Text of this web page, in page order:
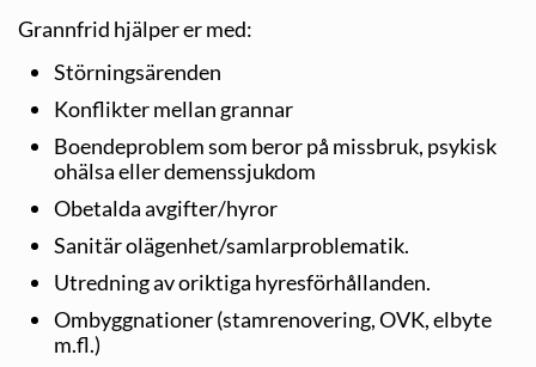
Grannfrid hjälper er med:
Störningsärenden
Konflikter mellan grannar
Boendeproblem som beror på missbruk, psykisk
ohälsa eller demenssjukdom
Obetalda avgifter/hyror
Sanitär olägenhet/samlarproblematik.
Utredning av oriktiga hyresförhållanden.
Ombyggnationer (stamrenovering, OVK, elbyte
m.fl.)